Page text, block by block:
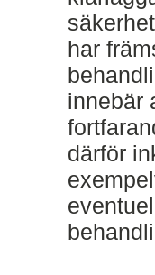
har
innebär
därför